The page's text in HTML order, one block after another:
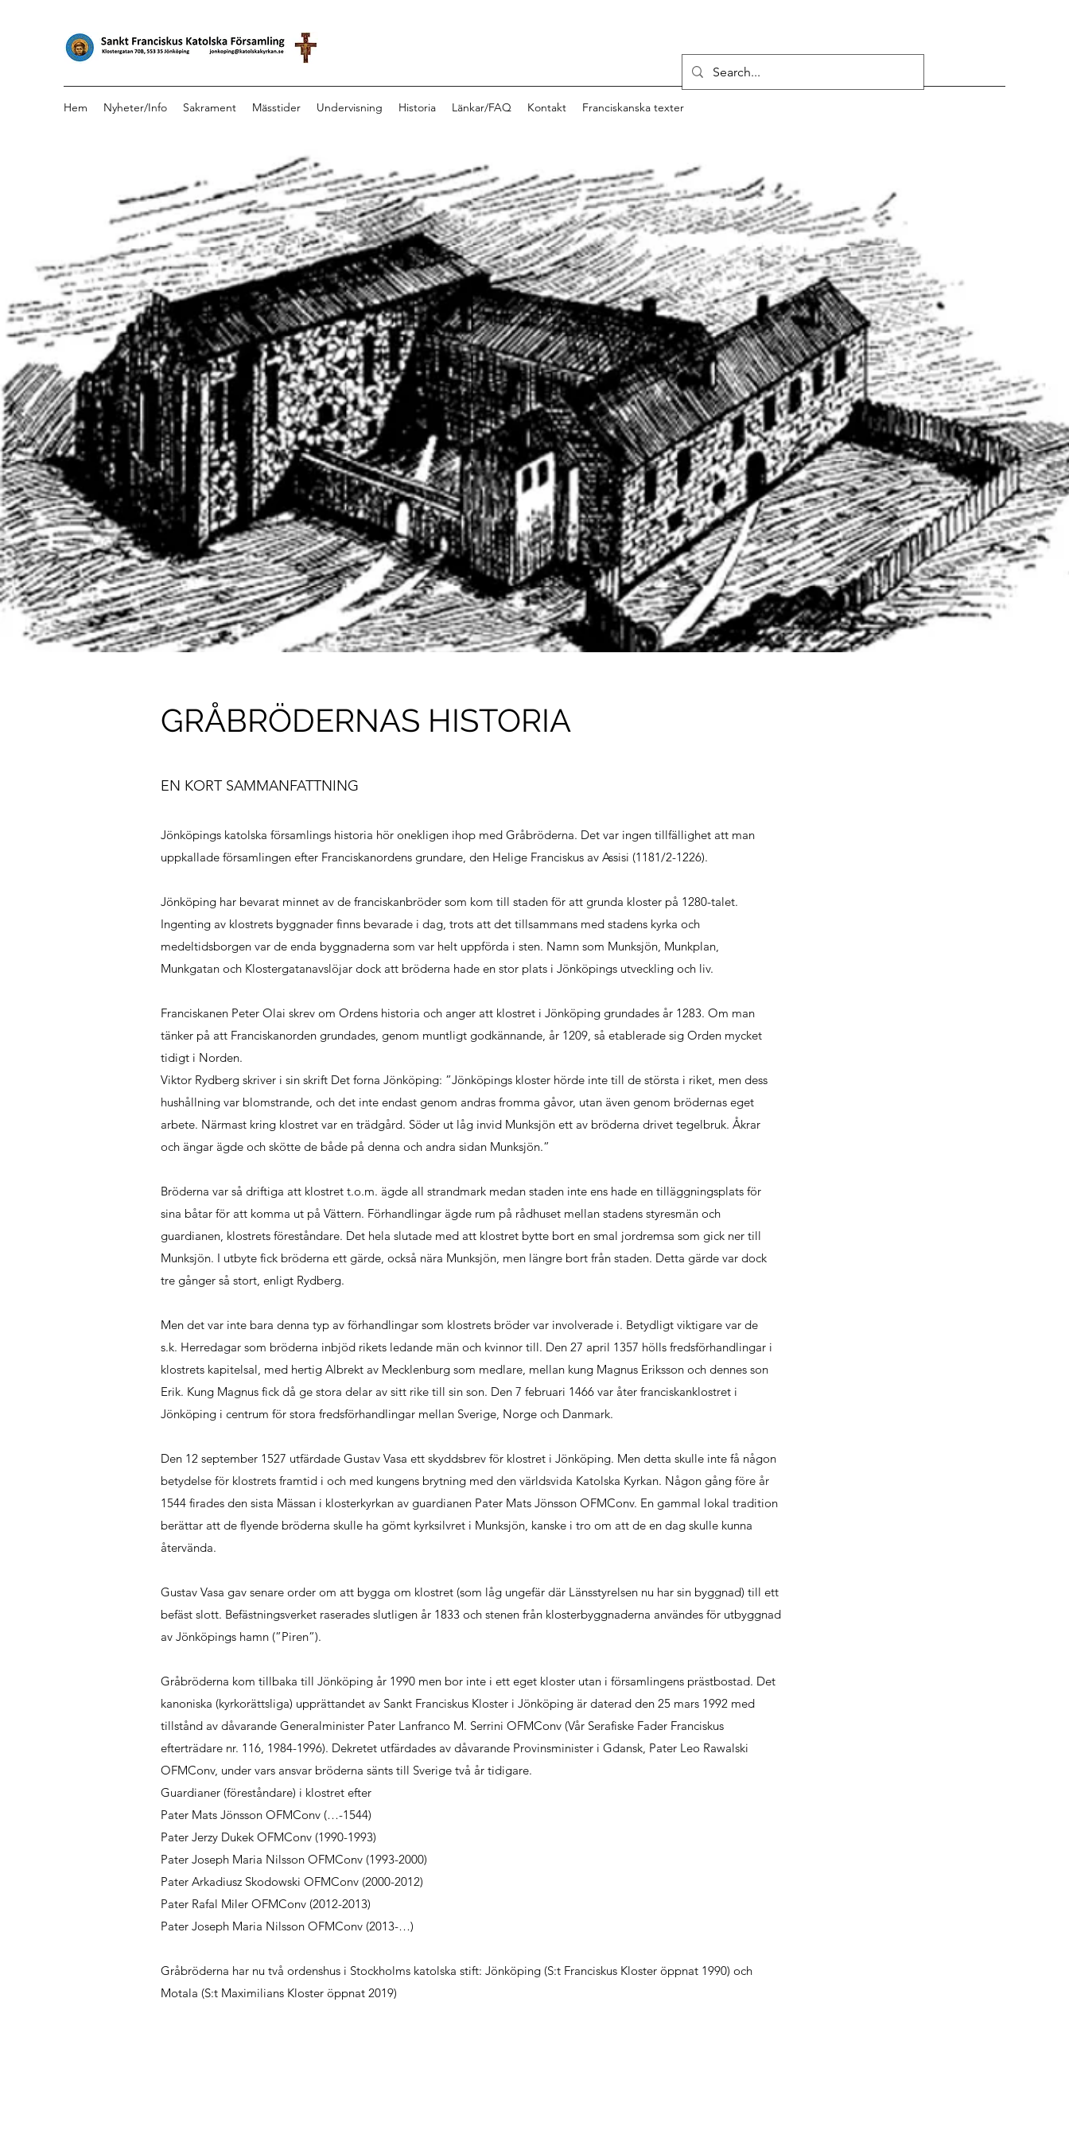
Hem Nyheter/Info Sakrament Mässtider Undervisning Historia Länkar/FAQ Kontakt Franciskanska texter
GRÅBRÖDERNAS HISTORIA
EN KORT SAMMANFATTNING
Jönköpings katolska församlings historia hör onekligen ihop med Gråbröderna. Det var ingen tillfällighet att man
uppkallade församlingen efter Franciskanordens grundare, den Helige Franciskus av Assisi (1181/2-1226).
Jönköping har bevarat minnet av de franciskanbröder som kom till staden för att grunda kloster på 1280-talet.
Ingenting av klostrets byggnader finns bevarade i dag, trots att det tillsammans med stadens kyrka och
medeltidsborgen var de enda byggnaderna som var helt uppförda i sten. Namn som Munksjön, Munkplan,
Munkgatan och Klostergatanavslöjar dock att bröderna hade en stor plats i Jönköpings utveckling och liv.
Franciskanen Peter Olai skrev om Ordens historia och anger att klostret i Jönköping grundades år 1283. Om man
tänker på att Franciskanorden grundades, genom muntligt godkännande, år 1209, så etablerade sig Orden mycket
tidigt i Norden.
Viktor Rydberg skriver i sin skrift Det forna Jönköping: ”Jönköpings kloster hörde inte till de största i riket, men dess
hushållning var blomstrande, och det inte endast genom andras fromma gåvor, utan även genom brödernas eget
arbete. Närmast kring klostret var en trädgård. Söder ut låg invid Munksjön ett av bröderna drivet tegelbruk. Åkrar
och ängar ägde och skötte de både på denna och andra sidan Munksjön.”
Bröderna var så driftiga att klostret t.o.m. ägde all strandmark medan staden inte ens hade en tilläggningsplats för
sina båtar för att komma ut på Vättern. Förhandlingar ägde rum på rådhuset mellan stadens styresmän och
guardianen, klostrets föreståndare. Det hela slutade med att klostret bytte bort en smal jordremsa som gick ner till
Munksjön. I utbyte fick bröderna ett gärde, också nära Munksjön, men längre bort från staden. Detta gärde var dock
tre gånger så stort, enligt Rydberg.
Men det var inte bara denna typ av förhandlingar som klostrets bröder var involverade i. Betydligt viktigare var de
s.k. Herredagar som bröderna inbjöd rikets ledande män och kvinnor till. Den 27 april 1357 hölls fredsförhandlingar i
klostrets kapitelsal, med hertig Albrekt av Mecklenburg som medlare, mellan kung Magnus Eriksson och dennes son
Erik. Kung Magnus fick då ge stora delar av sitt rike till sin son. Den 7 februari 1466 var åter franciskanklostret i
Jönköping i centrum för stora fredsförhandlingar mellan Sverige, Norge och Danmark.
Den 12 september 1527 utfärdade Gustav Vasa ett skyddsbrev för klostret i Jönköping. Men detta skulle inte få någon
betydelse för klostrets framtid i och med kungens brytning med den världsvida Katolska Kyrkan. Någon gång före år
1544 firades den sista Mässan i klosterkyrkan av guardianen Pater Mats Jönsson OFMConv. En gammal lokal tradition
berättar att de flyende bröderna skulle ha gömt kyrksilvret i Munksjön, kanske i tro om att de en dag skulle kunna
återvända.
Gustav Vasa gav senare order om att bygga om klostret (som låg ungefär där Länsstyrelsen nu har sin byggnad) till ett
befäst slott. Befästningsverket raserades slutligen år 1833 och stenen från klosterbyggnaderna användes för utbyggnad
av Jönköpings hamn (”Piren”).
Gråbröderna kom tillbaka till Jönköping år 1990 men bor inte i ett eget kloster utan i församlingens prästbostad. Det
kanoniska (kyrkorättsliga) upprättandet av Sankt Franciskus Kloster i Jönköping är daterad den 25 mars 1992 med
tillstånd av dåvarande Generalminister Pater Lanfranco M. Serrini OFMConv (Vår Serafiske Fader Franciskus
efterträdare nr. 116, 1984-1996). Dekretet utfärdades av dåvarande Provinsminister i Gdansk, Pater Leo Rawalski
OFMConv, under vars ansvar bröderna sänts till Sverige två år tidigare.
Guardianer (föreståndare) i klostret efter
Pater Mats Jönsson OFMConv (…-1544)
Pater Jerzy Dukek OFMConv (1990-1993)
Pater Joseph Maria Nilsson OFMConv (1993-2000)
Pater Arkadiusz Skodowski OFMConv (2000-2012)
Pater Rafal Miler OFMConv (2012-2013)
Pater Joseph Maria Nilsson OFMConv (2013-…)
Gråbröderna har nu två ordenshus i Stockholms katolska stift: Jönköping (S:t Franciskus Kloster öppnat 1990) och
Motala (S:t Maximilians Kloster öppnat 2019)